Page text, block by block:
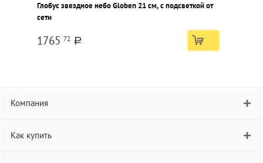
Глобус звездное небо Globen 21 см, с подсветкой от
сети
1765 72 a
Компания
Как купить